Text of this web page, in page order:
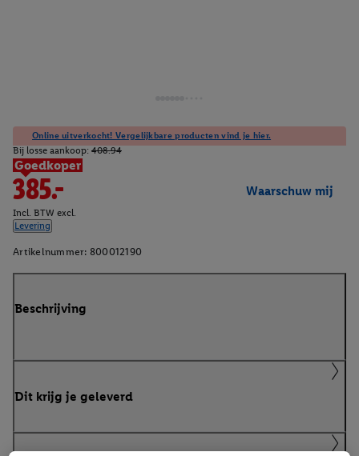
Online uitverkocht! Vergelijkbare producten vind je hier.
Bij losse aankoop: 408.94
Goedkoper
385.-
Incl. BTW excl.
Levering
Waarschuw mij
Artikelnummer: 800012190
Beschrijving
Dit krijg je geleverd